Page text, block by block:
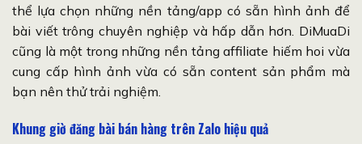
thể lựa chọn những nền tảng/app có sẵn hình ảnh để
bài viết trông chuyên nghiệp và hấp dẫn hơn. DiMuaDi
cũng là một trong những nền tảng affiliate hiếm hoi vừa
cung cấp hình ảnh vừa có sẵn content sản phẩm mà
bạn nên thử trải nghiệm.
Khung giờ đăng bài bán hàng trên Zalo hiệu quả